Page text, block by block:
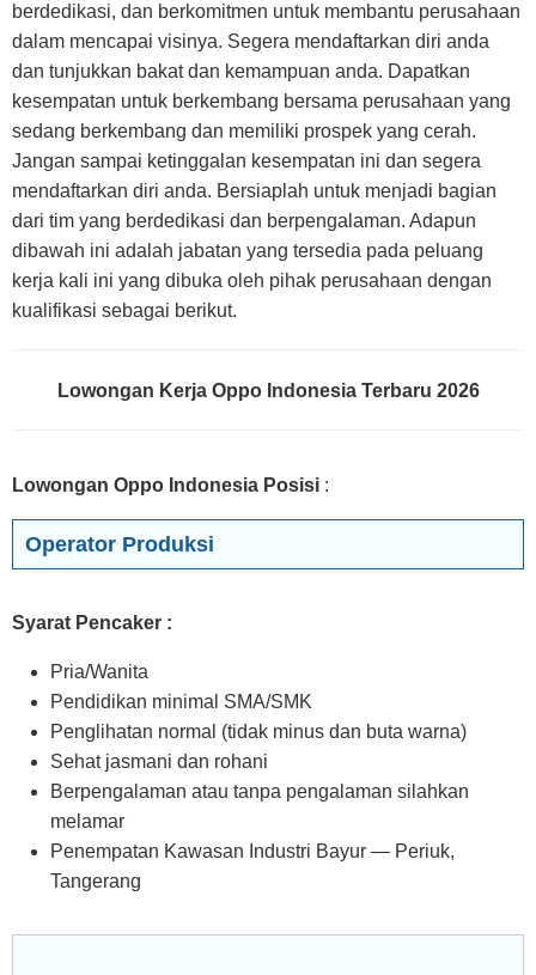
berdedikasi, dan berkomitmen untuk membantu perusahaan
dalam mencapai visinya. Segera mendaftarkan diri anda
dan tunjukkan bakat dan kemampuan anda. Dapatkan
kesempatan untuk berkembang bersama perusahaan yang
sedang berkembang dan memiliki prospek yang cerah.
Jangan sampai ketinggalan kesempatan ini dan segera
mendaftarkan diri anda. Bersiaplah untuk menjadi bagian
dari tim yang berdedikasi dan berpengalaman. Adapun
dibawah ini adalah jabatan yang tersedia pada peluang
kerja kali ini yang dibuka oleh pihak perusahaan dengan
kualifikasi sebagai berikut.
Lowongan Kerja Oppo Indonesia Terbaru 2026
Lowongan Oppo Indonesia Posisi :
Operator Produksi
Syarat Pencaker :
Pria/Wanita
Pendidikan minimal SMA/SMK
Penglihatan normal (tidak minus dan buta warna)
Sehat jasmani dan rohani
Berpengalaman atau tanpa pengalaman silahkan
melamar
Penempatan Kawasan Industri Bayur — Periuk,
Tangerang